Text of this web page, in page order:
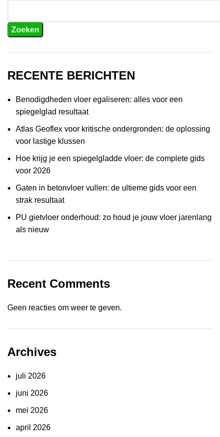
Zoeken
RECENTE BERICHTEN
Benodigdheden vloer egaliseren: alles voor een
spiegelglad resultaat
Atlas Geoflex voor kritische ondergronden: de oplossing
voor lastige klussen
Hoe krijg je een spiegelgladde vloer: de complete gids
voor 2026
Gaten in betonvloer vullen: de ultieme gids voor een
strak resultaat
PU gietvloer onderhoud: zo houd je jouw vloer jarenlang
als nieuw
Recent Comments
Geen reacties om weer te geven.
Archives
juli 2026
juni 2026
mei 2026
april 2026